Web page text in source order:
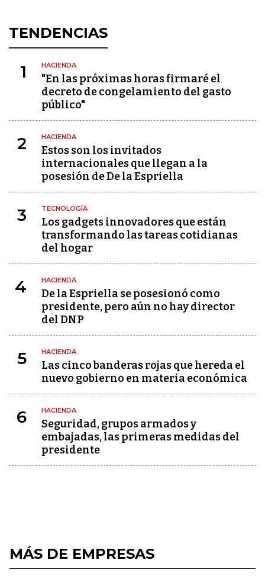
TENDENCIAS
1 HACIENDA
"En las próximas horas firmaré el
decreto de congelamiento del gasto
público"
2 HACIENDA
Estos son los invitados
internacionales que llegan a la
posesión de De la Espriella
3 TECNOLOGÍA
Los gadgets innovadores que están
transformando las tareas cotidianas
del hogar
4 HACIENDA
De la Espriella se posesionó como
presidente, pero aún no hay director
del DNP
5 HACIENDA
Las cinco banderas rojas que hereda el
nuevo gobierno en materia económica
6 HACIENDA
Seguridad, grupos armados y
embajadas, las primeras medidas del
presidente
MÁS DE EMPRESAS